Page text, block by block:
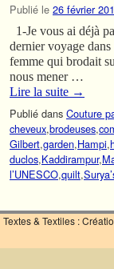
Publié le 26 février
1-Je vous ai déjà
dernier voyage
femme qui brodait
nous mener …
Lire la suite →
Publié dans Couture
cheveux,brodeuses,
Gilbert,garden,Hampi,
duclos,Kaddirampur,
l’UNESCO,quilt,
Textes & Textiles :